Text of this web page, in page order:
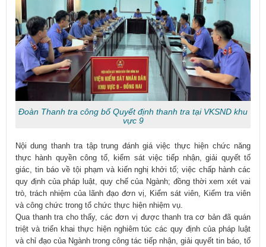
Đoàn Thanh tra công bố Quyết định thanh tra tại VKSND khu
vực 9
Nội dung thanh tra tập trung đánh giá việc thực hiện chức năng
thực hành quyền công tố, kiểm sát việc tiếp nhận, giải quyết tố
giác, tin báo về tội phạm và kiến nghị khởi tố; việc chấp hành các
quy định của pháp luật, quy chế của Ngành; đồng thời xem xét vai
trò, trách nhiệm của lãnh đạo đơn vị, Kiểm sát viên, Kiểm tra viên
và công chức trong tổ chức thực hiện nhiệm vụ.
Qua thanh tra cho thấy, các đơn vị được thanh tra cơ bản đã quán
triệt và triển khai thực hiện nghiêm túc các quy định của pháp luật
và chỉ đạo của Ngành trong công tác tiếp nhận, giải quyết tin báo, tố